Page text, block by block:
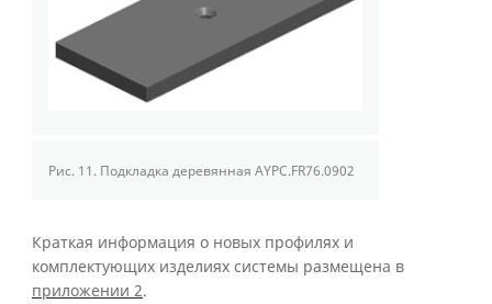
Рис. 11. Подкладка деревянная AYPC.FR76.0902
Краткая информация о новых профилях и
комплектующих изделиях системы размещена в
приложении 2.